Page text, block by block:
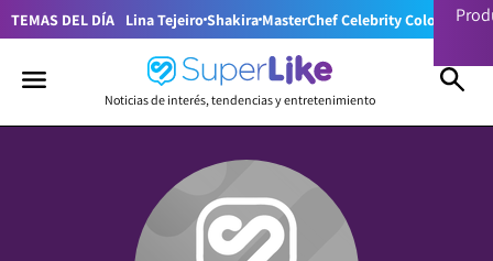
TEMAS DEL DÍA Lina TejeiroShakira MasterChef Celebrity Colombia
Noticias de interés, tendencias y entretenimiento